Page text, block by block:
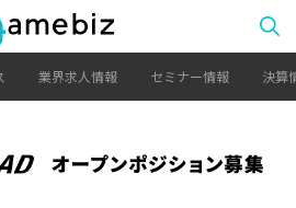
業界求人情報 セミナー情報 決算